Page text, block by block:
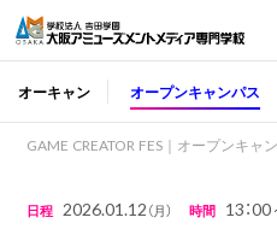
オーキャン オープンキャンパス
GAME CREATOR FES｜オープンキャ
日程 2026.01.12（月） 時間 13：